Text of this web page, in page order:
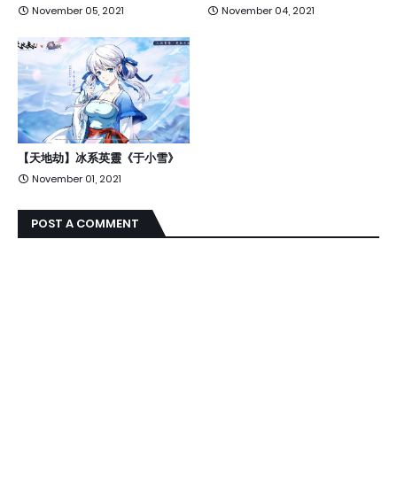
November 05, 2021 November 04, 2021
【天地劫】冰系英靈《于小雪》
November 01, 2021
POST A COMMENT